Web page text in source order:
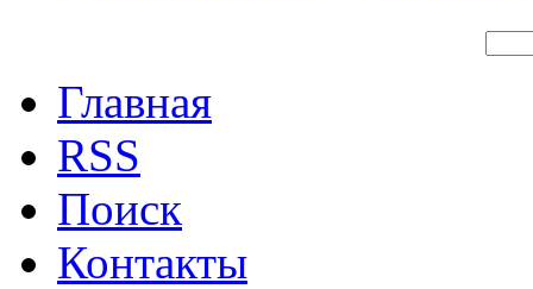
Главная
RSS
Поиск
Контакты